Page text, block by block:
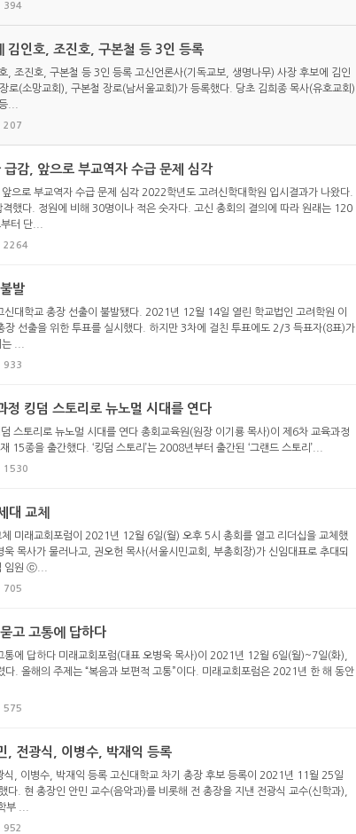
394
김인호, 조진호, 구본철 등 3인 등록
, 조진호, 구본철 등 3인 등록 고신언론사(기독교보, 생명나무) 사장 후보에 김인
로(소망교회), 구본철 장로(남서울교회)가 등록했다. 당초 김희종 목사(유호교회)
...
207
감, 앞으로 부교역자 수급 문제 심각
으로 부교역자 수급 문제 심각 2022학년도 고려신학대학원 입시결과가 나왔다.
했다. 정원에 비해 30명이나 적은 숫자다. 고신 총회의 결의에 따라 원래는 120
터 단...
2264
발
신대학교 총장 선출이 불발됐다. 2021년 12월 14일 열린 학교법인 고려학원 이
장 선출을 위한 투표를 실시했다. 하지만 3차에 걸친 투표에도 2/3 득표자(8표)가
...
933
정 킹덤 스토리로 뉴노멀 시대를 연다
스토리로 뉴노멀 시대를 연다 총회교육원(원장 이기룡 목사)이 제6차 교육과정
15종을 출간했다. ‘킹덤 스토리’는 2008년부터 출간된 ‘그랜드 스토리’...
1530
대 교체
미래교회포럼이 2021년 12월 6일(월) 오후 5시 총회를 열고 리더십을 교체했
욱 목사가 물러나고, 권오헌 목사(서울시민교회, 부총회장)가 신임대표로 추대되
임원 ⓒ...
705
고 고통에 답하다
통에 답하다 미래교회포럼(대표 오병욱 목사)이 2021년 12월 6일(월)~7일(화),
다. 올해의 주제는 “복음과 보편적 고통”이다. 미래교회포럼은 2021년 한 해 동안
575
, 전광식, 이병수, 박재익 등록
식, 이병수, 박재익 등록 고신대학교 차기 총장 후보 등록이 2021년 11월 25일
다. 현 총장인 안민 교수(음악과)를 비롯해 전 총장을 지낸 전광식 교수(신학과),
부 ...
952